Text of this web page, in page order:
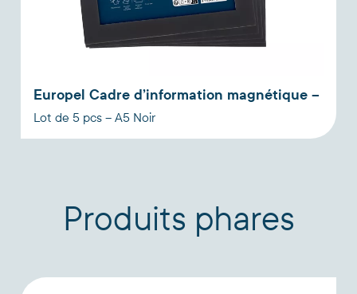
Europel Cadre d’information magnétique –
Lot de 5 pcs – A5 Noir
Produits phares